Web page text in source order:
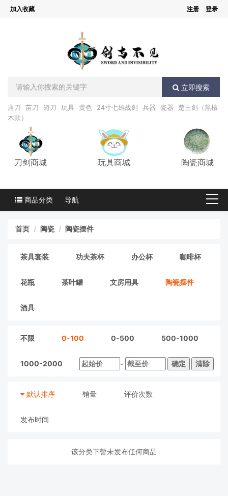
加入收藏 注册 登录
立即搜索
唐刀 苗刀 短刀 玩具 黄色 24寸七雄战剑 兵器 瓷器
楚王剑（黑檀
木款）
刀剑商城 玩具商城 陶瓷商城
商品分类 导航
首页 陶瓷 陶瓷摆件
茶具套装 功夫茶杯 办公杯 咖啡杯
花瓶 茶叶罐 文房用具 陶瓷摆件
酒具
不限 0-100 0-500 500-1000
1000-2000 - 确定 清除
默认排序 销量 评价次数
发布时间
该分类下暂未发布任何商品